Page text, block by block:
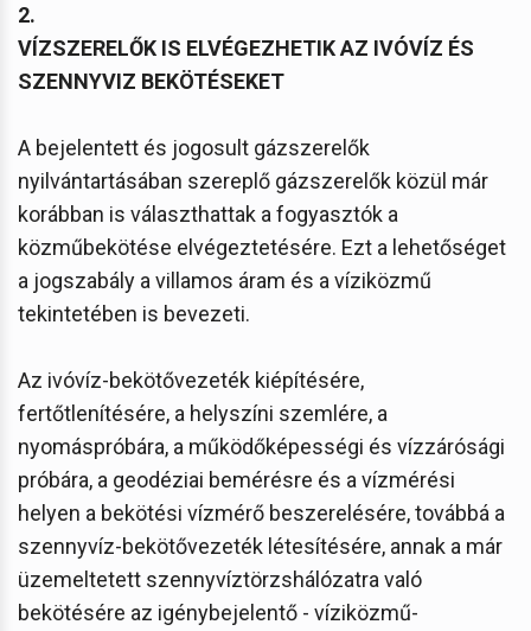
2.
VÍZSZERELŐK IS ELVÉGEZHETIK AZ IVÓVÍZ ÉS
SZENNYVIZ BEKÖTÉSEKET
A bejelentett és jogosult gázszerelők
nyilvántartásában szereplő gázszerelők közül már
korábban is választhattak a fogyasztók a
közműbekötése elvégeztetésére. Ezt a lehetőséget
a jogszabály a villamos áram és a víziközmű
tekintetében is bevezeti.
Az ivóvíz-bekötővezeték kiépítésére,
fertőtlenítésére, a helyszíni szemlére, a
nyomáspróbára, a működőképességi és vízzárósági
próbára, a geodéziai bemérésre és a vízmérési
helyen a bekötési vízmérő beszerelésére, továbbá a
szennyvíz-bekötővezeték létesítésére, annak a már
üzemeltetett szennyvíztörzshálózatra való
bekötésére az igénybejelentő - víziközmű-